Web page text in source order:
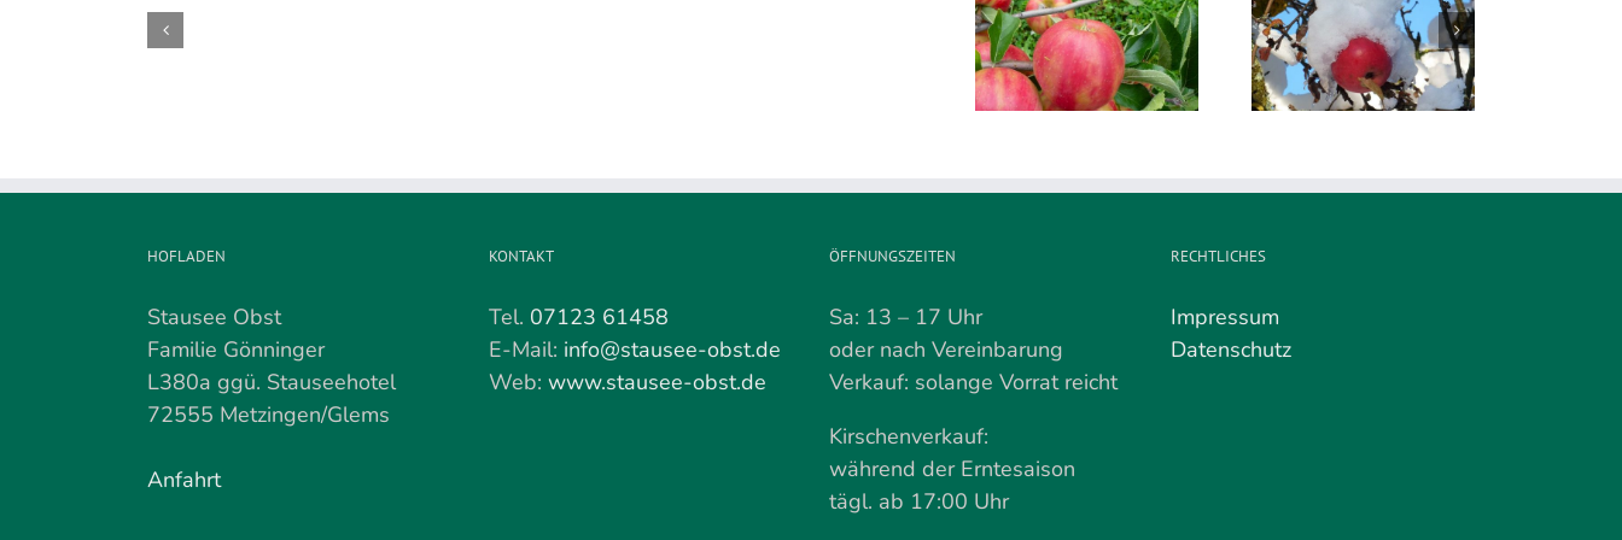
Frohes neues Jahr
2026!
HOFLADEN
Stausee Obst
Familie Gönninger
L380a ggü. Stauseehotel
72555 Metzingen/Glems
Anfahrt
KONTAKT
Tel. 07123 61458
E-Mail: info@stausee-obst.de
Web: www.stausee-obst.de
ÖFFNUNGSZEITEN
Sa: 13 – 17 Uhr
oder nach Vereinbarung
Verkauf: solange Vorrat reicht
Kirschenverkauf:
während der Erntesaison
tägl. ab 17:00 Uhr
RECHTLICHES
Impressum
Datenschutz